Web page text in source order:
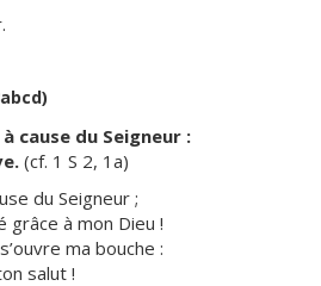
cause du Seigneur :
(cf. 1 S 2, 1a)
du Seigneur ;
grâce à mon Dieu !
ma bouche :
salut !